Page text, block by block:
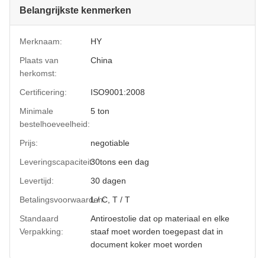
Belangrijkste kenmerken
Merknaam:
HY
Plaats van
herkomst:
China
Certificering:
ISO9001:2008
Minimale
bestelhoeveelheid:
5 ton
Prijs:
negotiable
Leveringscapaciteit:30tons een dag
Levertijd:
30 dagen
Betalingsvoorwaarden:L / C, T / T
Standaard
Verpakking:
Antiroestolie dat op materiaal en elke
staaf moet worden toegepast dat in
document koker moet worden